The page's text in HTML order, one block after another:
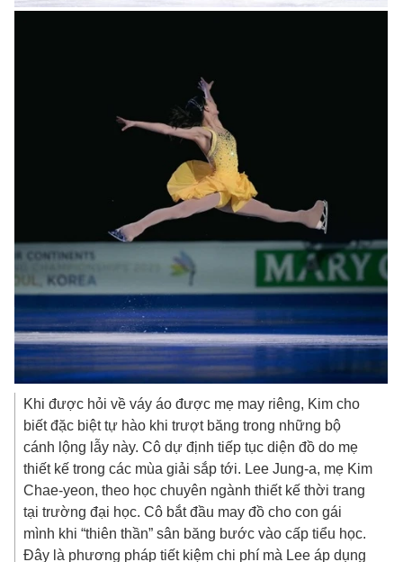
Khi được hỏi về váy áo được mẹ may riêng, Kim cho
biết đặc biệt tự hào khi trượt băng trong những bộ
cánh lộng lẫy này. Cô dự định tiếp tục diện đồ do mẹ
thiết kế trong các mùa giải sắp tới. Lee Jung-a, mẹ Kim
Chae-yeon, theo học chuyên ngành thiết kế thời trang
tại trường đại học. Cô bắt đầu may đồ cho con gái
mình khi “thiên thần” sân băng bước vào cấp tiểu học.
Đây là phương pháp tiết kiệm chi phí mà Lee áp dụng